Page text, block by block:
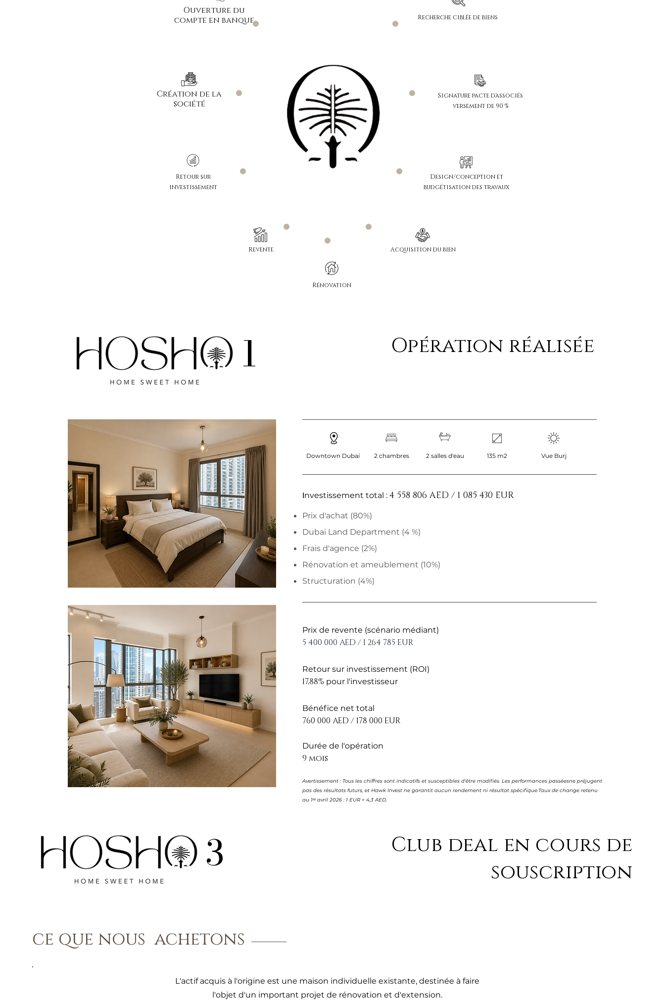
Création de la
société
Ouverture du
compte en banque
Retour sur
investissement
Recherche ciblée de biens
Signature pacte d'associés
versement de 90 %
Design/conception et
budgétisation des travaux
Revente Acquisition du bien
Rénovation
Opération réalisée
1
Downtown Dubaï 2 chambres 2 salles d'eau 135 m2 Vue Burj
Investissement total : 4 558 806 AED / 1 085 430 EUR
Prix d'achat (80%)
Dubai Land Department (4 %)
Frais d'agence (2%)
Rénovation et ameublement (10%)
Structuration (4%)
Prix de revente (scénario médiant)
5 400 000 AED / 1 264 785 EUR
Retour sur investissement (ROI)
17,88% pour l'investisseur
Bénéfice net total
760 000 AED / 178 000 EUR
Durée de l'opération
9 mois
Avertissement : Tous les chiffres sont indicatifs et susceptibles d'être modifiés. Les performances passéesne préjugent
pas des résultats futurs, et Hawk Invest ne garantit aucun rendement ni résultat spécifique.Taux de change retenu
au 1ᵉʳ avril 2026 : 1 EUR = 4,3 AED.
3
Club deal en cours de
souscription
ce que nous achetons
L'actif acquis à l'origine est une maison individuelle existante, destinée à faire
l'objet d'un important projet de rénovation et d'extension.